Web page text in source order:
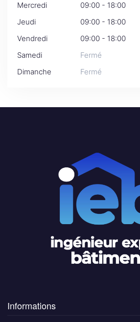
Mercredi
09:00 - 18:00
Jeudi
09:00 - 18:00
Vendredi
09:00 - 18:00
Samedi
Fermé
Dimanche
Fermé
Informations